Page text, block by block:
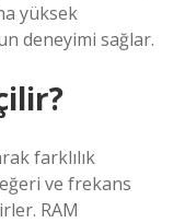
yüksek
deneyimi sağlar.
farklılık
ve frekans
RAM